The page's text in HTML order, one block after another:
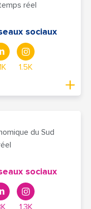
réel
sociaux
1.5K
du Sud
sociaux
1,3K